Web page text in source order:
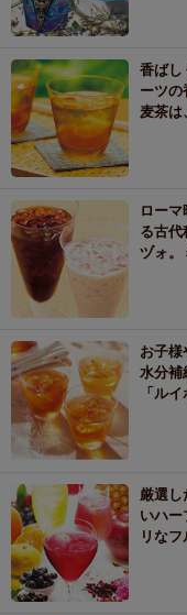
香ばし
ーツの
麦茶は
ロー
る古代
ヅォ。
お子様
水分補
「ルイ
厳選し
いハー
リなフ